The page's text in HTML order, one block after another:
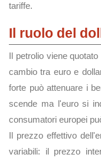
tariffe.
Il ruolo del
Il petrolio viene quotato
cambio tra euro e
forte può attenuare i
scende ma l'euro si
consumatori europei
Il prezzo effettivo
variabili: il prezzo